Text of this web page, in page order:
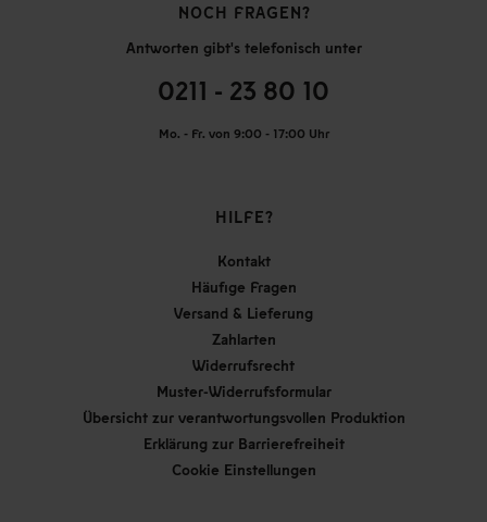
NOCH FRAGEN?
Antworten gibt's telefonisch unter
0211 - 23 80 10
Mo. - Fr. von 9:00 - 17:00 Uhr
HILFE?
Kontakt
Häufige Fragen
Versand & Lieferung
Zahlarten
Widerrufsrecht
Muster-Widerrufsformular
Übersicht zur verantwortungsvollen Produktion
Erklärung zur Barrierefreiheit
Cookie Einstellungen